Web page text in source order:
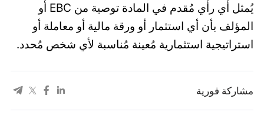
يُمثل أي رأي مُقدم في المادة توصية من EBC أو
المؤلف بأن أي استثمار أو ورقة مالية أو معاملة أو
استراتيجية استثمارية مُعينة مُناسبة لأي شخص مُحدد.
مشاركة فورية